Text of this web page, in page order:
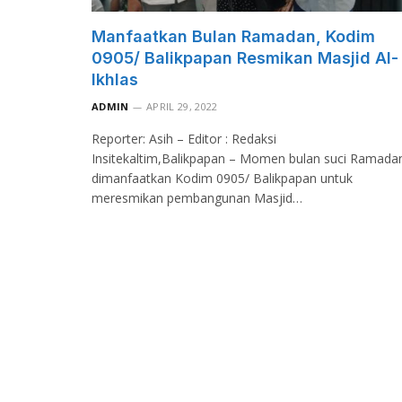
Manfaatkan Bulan Ramadan, Kodim
0905/ Balikpapan Resmikan Masjid Al-
Ikhlas
ADMIN APRIL 29, 2022
Reporter: Asih – Editor : Redaksi
Insitekaltim,Balikpapan – Momen bulan suci
dimanfaatkan Kodim 0905/ Balikpapan untuk
meresmikan pembangunan Masjid…